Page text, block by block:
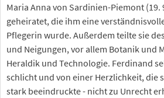
Maria Anna von Sardinien-Piemont (19.
geheiratet, die ihm eine
Pflegerin wurde. Außerdem teilte sie
und Neigungen, vor allem Botanik und
Heraldik und Technologie. Ferdinand
schlicht und von einer Herzlichkeit, die
stark beeindruckte - nicht zu Unrecht